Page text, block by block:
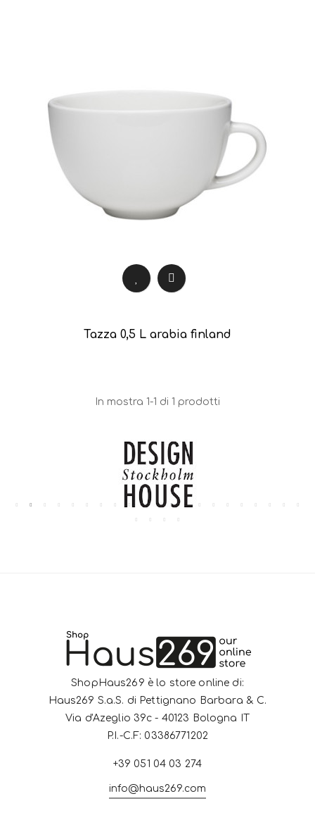
Tazza 0,5 L arabia finland
In mostra 1-1 di 1 prodotti
ShopHaus269 è lo store online di:
Haus269 S.a.S. di Pettignano Barbara & C.
Via d'Azeglio 39c - 40123 Bologna IT
P.I.-C.F: 03386771202
+39 051 04 03 274
info@haus269.com